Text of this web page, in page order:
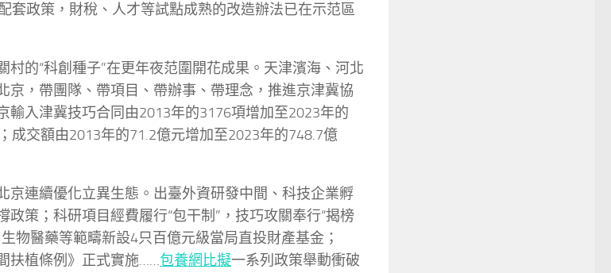
套政策，財稅、人才等試點成熟的改造辦法已在示范區
村的“科創種子”在更年夜范圍開花成果。天津濱海、河北
京，帶團隊、帶項目、帶辦事、帶理念，推進京津冀協
輸入津冀技巧合同由2013年的3176項增加至2023年的
成交額由2013年的71.2億元增加至2023年的748.7億
京連續優化立異生態。出臺外資研發中間、科技企業孵
政策；科研項目經費履行“包干制”，技巧攻關奉行“揭榜
物醫藥等範疇新設4只百億元級當局直投財產基金；
扶植條例》正式實施……包養網比擬一系列政策舉動衝破